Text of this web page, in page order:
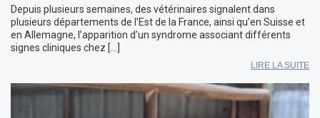
Depuis plusieurs semaines, des vétérinaires signalent dans
plusieurs départements de l’Est de la France, ainsi qu’en Suisse et
en Allemagne, l’apparition d’un syndrome associant différents
signes cliniques chez […]
LIRE LA SUITE